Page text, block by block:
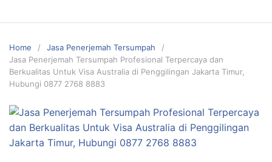
Home
Jasa Penerjemah Tersumpah
Jasa Penerjemah Tersumpah Profesional Terpercaya dan
Berkualitas Untuk Visa Australia di Penggilingan Jakarta Timur,
Hubungi 0877 2768 8883